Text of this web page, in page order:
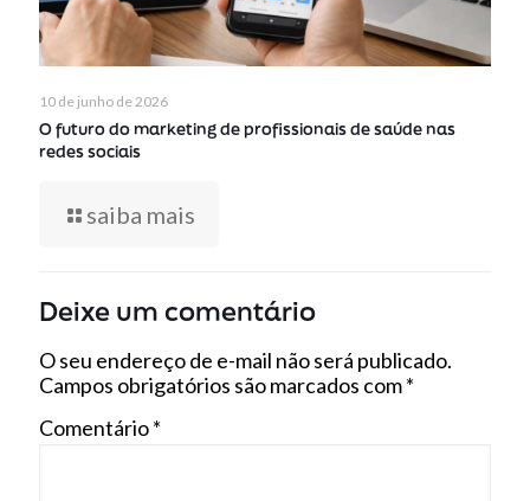
10 de junho de 2026
O futuro do marketing de profissionais de saúde nas
redes sociais
saiba mais
Deixe um comentário
O seu endereço de e-mail não será publicado.
Campos obrigatórios são marcados com*
Comentário*